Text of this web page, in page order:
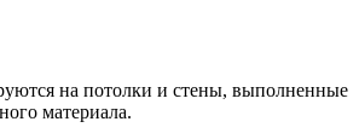
на потолки и стены, выполненные
материала.